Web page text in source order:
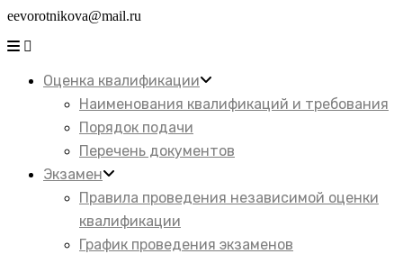
eevorotnikova@mail.ru
Оценка квалификации
Наименования квалификаций и требования
Порядок подачи
Перечень документов
Экзамен
Правила проведения независимой оценки
квалификации
График проведения экзаменов